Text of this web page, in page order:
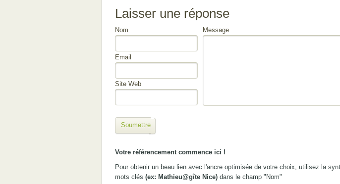
Laisser une réponse
Nom
Email
Site Web
Message
Soumettre
Votre référencement commence ici !
Pour obtenir un beau lien avec l'ancre optimisée de votre choix, utilisez la
mots clés (ex: Mathieu@gîte Nice)dans le champ "Nom"